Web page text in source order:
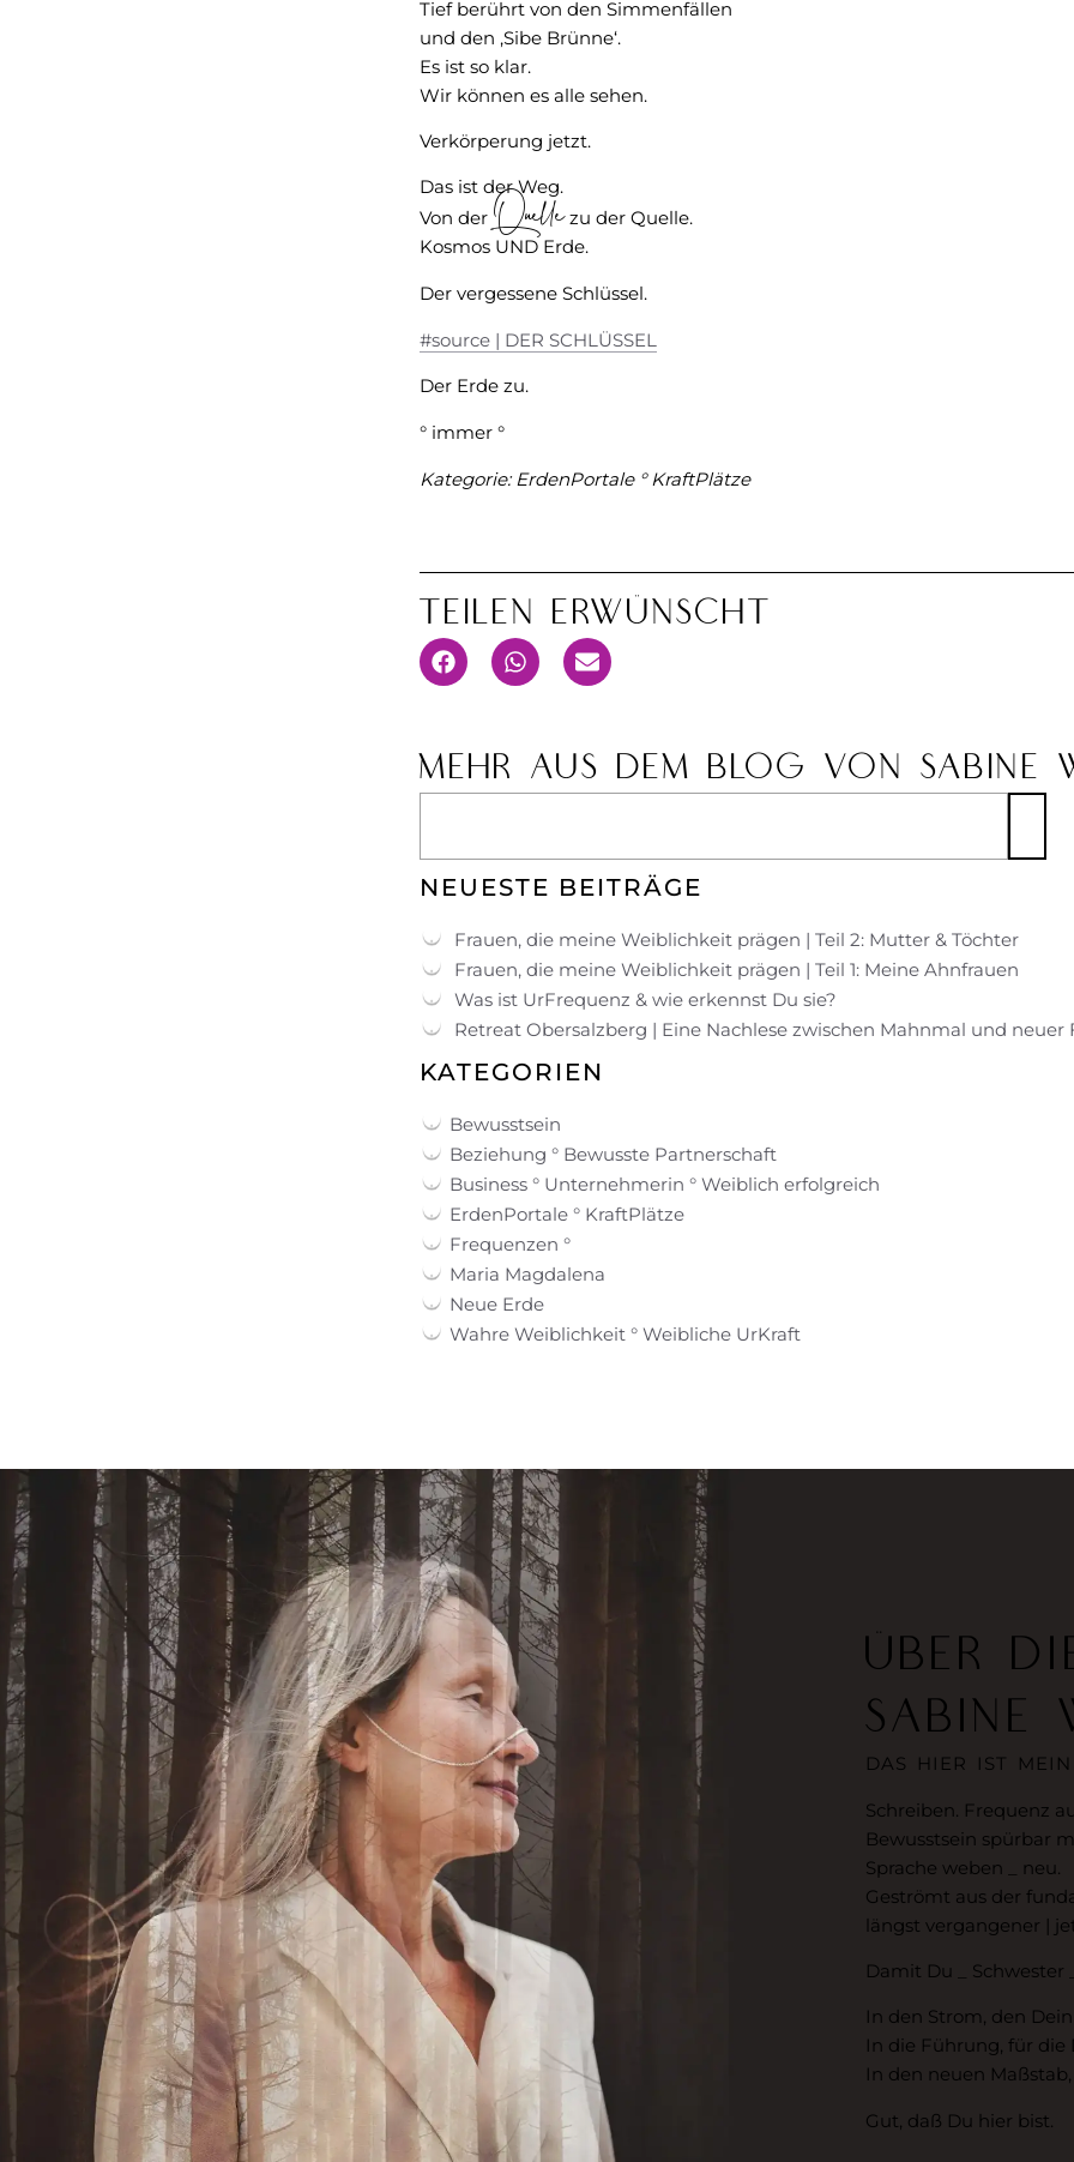
Tief berührt von den Simmenfällen
und den ‚Sibe Brünne‘.
Es ist so klar.
Wir können es alle sehen.
Verkörperung jetzt.
Das ist der Weg.
Von der Quellezu der Quelle.
Kosmos UND Erde.
Der vergessene Schlüssel.
#source | DER SCHLÜSSEL
Der Erde zu.
° immer °
Kategorie:ErdenPortale ° KraftPlätze
Teilen Erwünscht
MEHR AUS DEM BLOG VON SABINE
NEUESTE BEITRÄGE
Frauen, die meine Weiblichkeit prägen | Teil 2: Mutter & Töchter
Frauen, die meine Weiblichkeit prägen | Teil 1: Meine Ahnfrauen
Was ist UrFrequenz & wie erkennst Du sie?
Retreat Obersalzberg | Eine Nachlese zwischen Mahnmal und neuer
KATEGORIEN
Bewusstsein
Beziehung ° Bewusste Partnerschaft
Business ° Unternehmerin ° Weiblich erfolgreich
ErdenPortale ° KraftPlätze
Frequenzen °
Maria Magdalena
Neue Erde
Wahre Weiblichkeit ° Weibliche UrKraft
ÜBER
SABINE
DAS HIER IST
Schreiben. Frequenz
Bewusstsein spürbar
Sprache weben _ neu.
Geströmt aus der
längst vergangener |
Damit Du _ Schwester
In den Strom, den
In die Führung, für die
In den neuen
Gut, daß Du hier bist.